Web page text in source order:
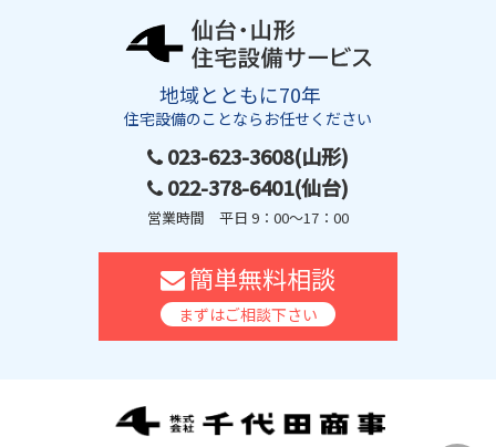
地域とともに70年
住宅設備のことならお任せください
023-623-3608(山形)
022-378-6401(仙台)
営業時間 平日 9：00～17：00
簡単無料相談
まずはご相談下さい